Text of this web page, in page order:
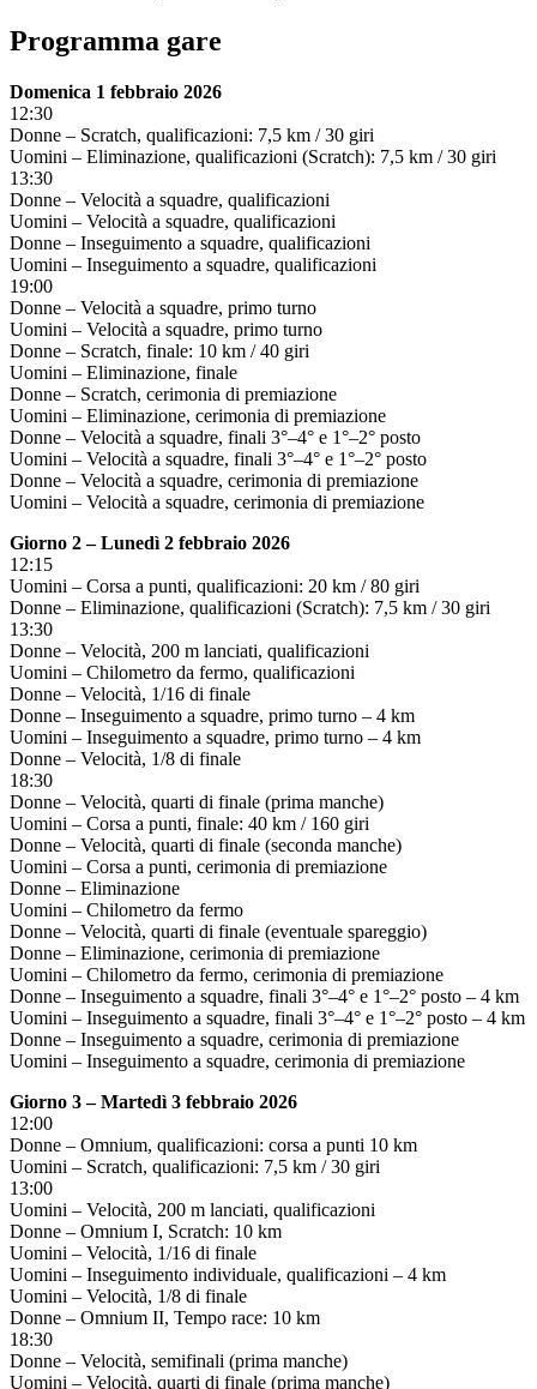
Programma gare
Domenica 1 febbraio 2026
12:30
Donne – Scratch, qualificazioni: 7,5 km / 30 giri
Uomini – Eliminazione, qualificazioni (Scratch): 7,5 km / 30 giri
13:30
Donne – Velocità a squadre, qualificazioni
Uomini – Velocità a squadre, qualificazioni
Donne – Inseguimento a squadre, qualificazioni
Uomini – Inseguimento a squadre, qualificazioni
19:00
Donne – Velocità a squadre, primo turno
Uomini – Velocità a squadre, primo turno
Donne – Scratch, finale: 10 km / 40 giri
Uomini – Eliminazione, finale
Donne – Scratch, cerimonia di premiazione
Uomini – Eliminazione, cerimonia di premiazione
Donne – Velocità a squadre, finali 3°–4° e 1°–2° posto
Uomini – Velocità a squadre, finali 3°–4° e 1°–2° posto
Donne – Velocità a squadre, cerimonia di premiazione
Uomini – Velocità a squadre, cerimonia di premiazione
Giorno 2 – Lunedì 2 febbraio 2026
12:15
Uomini – Corsa a punti, qualificazioni: 20 km / 80 giri
Donne – Eliminazione, qualificazioni (Scratch): 7,5 km / 30 giri
13:30
Donne – Velocità, 200 m lanciati, qualificazioni
Uomini – Chilometro da fermo, qualificazioni
Donne – Velocità, 1/16 di finale
Donne – Inseguimento a squadre, primo turno – 4 km
Uomini – Inseguimento a squadre, primo turno – 4 km
Donne – Velocità, 1/8 di finale
18:30
Donne – Velocità, quarti di finale (prima manche)
Uomini – Corsa a punti, finale: 40 km / 160 giri
Donne – Velocità, quarti di finale (seconda manche)
Uomini – Corsa a punti, cerimonia di premiazione
Donne – Eliminazione
Uomini – Chilometro da fermo
Donne – Velocità, quarti di finale (eventuale spareggio)
Donne – Eliminazione, cerimonia di premiazione
Uomini – Chilometro da fermo, cerimonia di premiazione
Donne – Inseguimento a squadre, finali 3°–4° e 1°–2° posto – 4 km
Uomini – Inseguimento a squadre, finali 3°–4° e 1°–2° posto – 4 km
Donne – Inseguimento a squadre, cerimonia di premiazione
Uomini – Inseguimento a squadre, cerimonia di premiazione
Giorno 3 – Martedì 3 febbraio 2026
12:00
Donne – Omnium, qualificazioni: corsa a punti 10 km
Uomini – Scratch, qualificazioni: 7,5 km / 30 giri
13:00
Uomini – Velocità, 200 m lanciati, qualificazioni
Donne – Omnium I, Scratch: 10 km
Uomini – Velocità, 1/16 di finale
Uomini – Inseguimento individuale, qualificazioni – 4 km
Uomini – Velocità, 1/8 di finale
Donne – Omnium II, Tempo race: 10 km
18:30
Donne – Velocità, semifinali (prima manche)
Uomini – Velocità, quarti di finale (prima manche)